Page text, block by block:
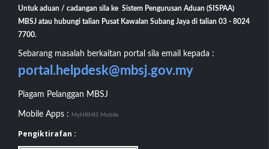
Untuk aduan / cadangan sila ke Sistem Pengurusan Aduan (SISPAA)
MBSJ atau hubungi talian Pusat Kawalan Subang Jaya di talian 03 - 8024
7700.
Sebarang masalah berkaitan portal sila email kepada :
portal.helpdesk@mbsj.gov.my
Piagam Pelanggan MBSJ
Mobile Apps : MyHRMIS Mobile
Pengiktirafan :